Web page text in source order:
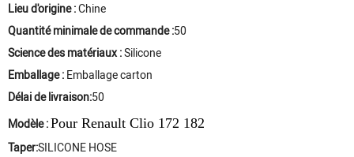
Lieu d'origine :Chine
Quantité minimale de commande :50
Science des matériaux :Silicone
Emballage :Emballage carton
Délai de livraison:50
Modèle :Pour Renault Clio 172 182
Taper:SILICONE HOSE